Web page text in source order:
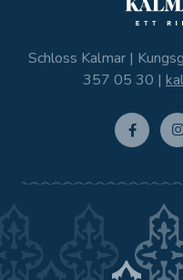
Schloss Kalmar |
357 05 30 |